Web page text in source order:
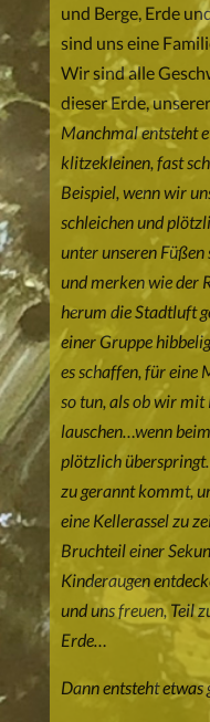
und Berge, Erde
sind uns eine
Wir sind alle
dieser Erde,
Manchmal entsteht
klitzekleinen, fast
Beispiel, wenn wir
schleichen und
unter unseren
und merken wie der
herum die Stadtluft
einer Gruppe
es schaffen, für eine
so tun, als ob wir
lauschen…wenn
plötzlich
zu gerannt kommt,
eine Kellerassel zu
Bruchteil einer
Kinderaugen
und uns freuen, Teil
Erde…
Dann entsteht